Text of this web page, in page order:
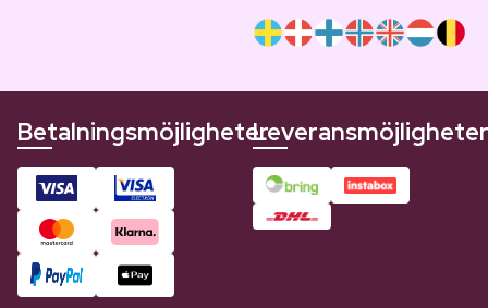
BetalningsmöjligheterLeveransmöjligheter